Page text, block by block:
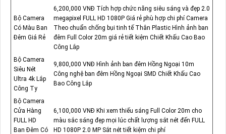
Bộ Camera
Có Màu Ban
Đêm Giá Rẻ
6,200,000 VNĐ Tích hợp chức năng siêu sáng và đẹp 2.0
megapixel FULL HD 1080P Giá rẻ phù hợp chi phí Camera
Theo chuẩn chống bụi tinh tế Thân Plastic Hình ảnh ban
đêm Full Color 20m giá rẻ tiết kiệm Chiết Khấu Cao Bao
Công Lắp
Bộ Camera
Siêu Nét
Ultra 4k Lắp
Công Ty
9,800,000 VNĐ Hình ảnh ban đêm Hồng Ngoại 10m
Công nghệ ban đêm Hồng Ngoại SMD Chiết Khấu Cao
Bao Công Lắp
Bộ Camera
Cửa Hàng
FULL HD
Ban Đêm Có
6,100,000 VNĐ Khi xem thiếu sáng Full Color 20m cho
màu sắc sáng đẹp mọi lúc chất lượng sắt nét đến FULL
HD 1080P 2.0 MP Sắt nét tiết kiệm chi phí